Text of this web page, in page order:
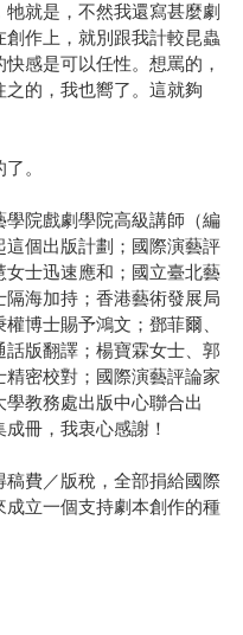
就是，不然我還寫甚麼劇
作上，就別跟我計較昆蟲
感是可以任性。想罵的，
的，我也嚮了。這就夠
。
院戲劇學院高級講師（編
個出版計劃；國際演藝評
士迅速應和；國立臺北藝
海加持；香港藝術發展局
博士賜予鴻文；鄧菲爾、
版翻譯；楊寶霖女士、郭
密校對；國際演藝評論家
教務處出版中心聯合出
冊，我衷心感謝！
費／版稅，全部捐給國際
立一個支持劇本創作的種